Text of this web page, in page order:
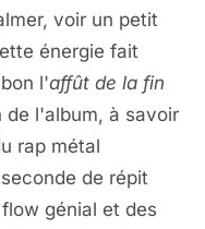
voir un petit
énergie fait
l'affût de la fin
de l'album, à savoir
rap métal
de répit
génial et des